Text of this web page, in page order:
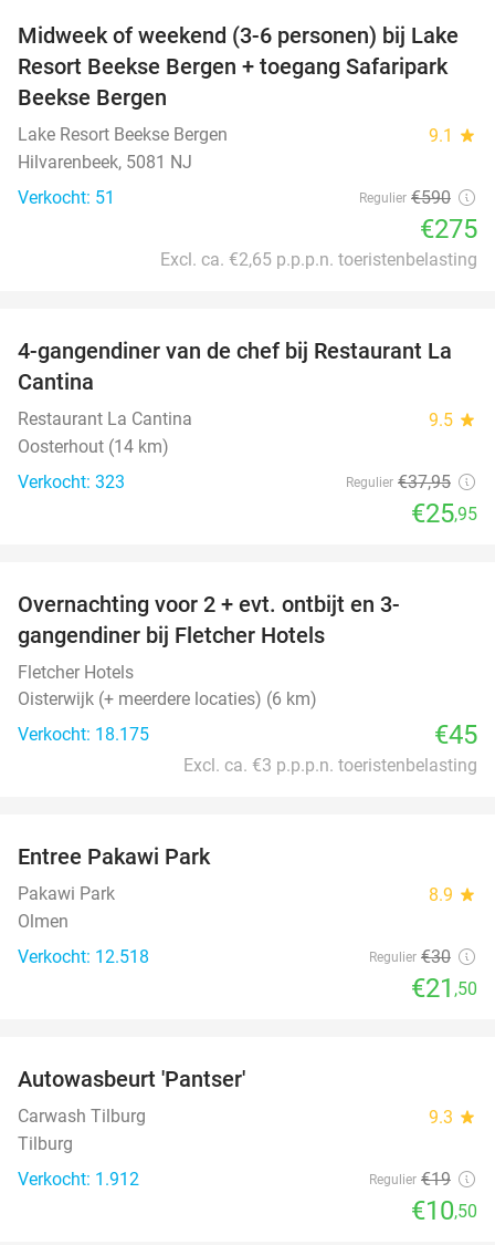
53%
Midweek of weekend (3-6 personen) bij Lake
Resort Beekse Bergen + toegang Safaripark
Beekse Bergen
Lake Resort Beekse Bergen 9.1 star
Hilvarenbeek, 5081 NJ
Verkocht: 51
Regulier €590
€275
Excl. ca. €2,65 p.p.p.n. toeristenbelasting
32%
4-gangendiner van de chef bij Restaurant La
Cantina
Restaurant La Cantina 9.5 star
Oosterhout (14 km)
Verkocht: 323
Regulier €37,95
€25,95
Overnachting voor 2 + evt. ontbijt en 3-
gangendiner bij Fletcher Hotels
Fletcher Hotels
Oisterwijk (+ meerdere locaties) (6 km)
Verkocht: 18.175
€45
Excl. ca. €3 p.p.p.n. toeristenbelasting
Entree Pakawi Park
Pakawi Park 8.9 star
Olmen
Verkocht: 12.518
Regulier €30
€21 ,50
Autowasbeurt 'Pantser'
Carwash Tilburg 9.3 star
Tilburg
Verkocht: 1.912
Regulier €19
€10,50